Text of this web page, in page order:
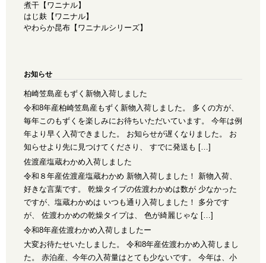
煮干【ワニナル】
はじ麸【ワニナル】
やわらか昆布【ワニナルシリーズ】
お知らせ
柏崎笠島産もずく新物入荷しました
令和8年産柏崎笠島産もずく新物入荷しました。 多くの方が、
毎年このもずくを楽しみにお待ちいただいています。 今年は例
年より早く入荷できました。 お知らせが遅くなりました。 お
知らせより先に見つけてくださり、 すでに発送も […]
佐渡産塩蔵わかめ入荷しました
令和８年産佐渡産塩蔵わかめ 新物入荷しました！ 新物入荷、
好きな言葉です。 乾燥タイプの佐渡わかめは数が 少なかった
ですが、塩蔵わかめは いつも通り入荷しました！ 多分です
が、 佐渡わかめの乾燥タイプは、 色が綺麗じゃな […]
令和8年産佐渡わかめ入荷しましたー
大変お待たせいたしました。 令和8年産佐渡わかめ入荷しまし
た。 赤泊産、今年の入荷量はとても少ないです。 今年は、小